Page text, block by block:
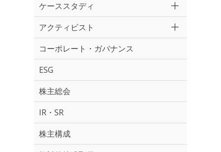
ケーススタディ
アクティビスト
コーポレート・ガバナンス
ESG
株主総会
IR・SR
株主構成